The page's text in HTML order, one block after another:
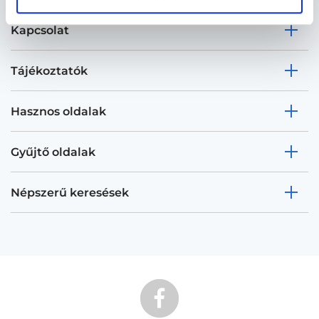
Kapcsolat
Tájékoztatók
Hasznos oldalak
Gyűjtő oldalak
Népszerű keresések